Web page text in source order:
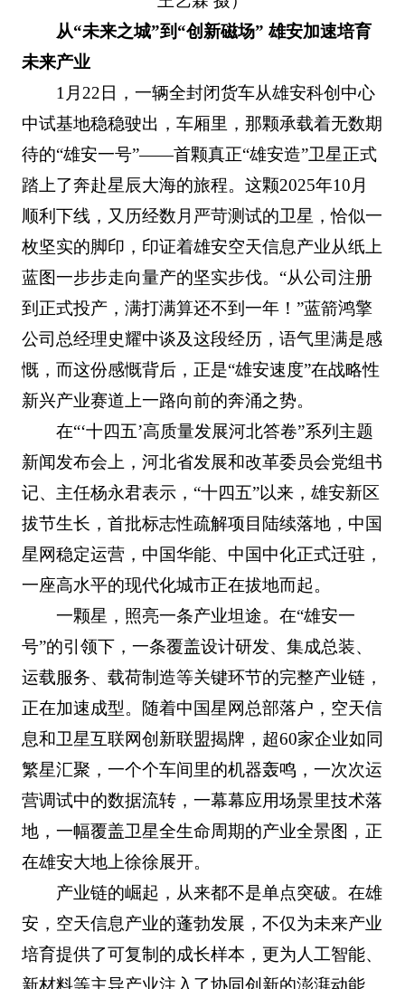
从“未来之城”到“创新磁场” 雄安加速培育
未来产业
1月22日，一辆全封闭货车从雄安科创中心
中试基地稳稳驶出，车厢里，那颗承载着无数期
待的“雄安一号”——首颗真正“雄安造”卫星正式
踏上了奔赴星辰大海的旅程。这颗2025年10月
顺利下线，又历经数月严苛测试的卫星，恰似一
枚坚实的脚印，印证着雄安空天信息产业从纸上
蓝图一步步走向量产的坚实步伐。“从公司注册
到正式投产，满打满算还不到一年！”蓝箭鸿擎
公司总经理史耀中谈及这段经历，语气里满是感
慨，而这份感慨背后，正是“雄安速度”在战略性
新兴产业赛道上一路向前的奔涌之势。
在“‘十四五’高质量发展河北答卷”系列主题
新闻发布会上，河北省发展和改革委员会党组书
记、主任杨永君表示，“十四五”以来，雄安新区
拔节生长，首批标志性疏解项目陆续落地，中国
星网稳定运营，中国华能、中国中化正式迁驻，
一座高水平的现代化城市正在拔地而起。
一颗星，照亮一条产业坦途。在“雄安一
号”的引领下，一条覆盖设计研发、集成总装、
运载服务、载荷制造等关键环节的完整产业链，
正在加速成型。随着中国星网总部落户，空天信
息和卫星互联网创新联盟揭牌，超60家企业如同
繁星汇聚，一个个车间里的机器轰鸣，一次次运
营调试中的数据流转，一幕幕应用场景里技术落
地，一幅覆盖卫星全生命周期的产业全景图，正
在雄安大地上徐徐展开。
产业链的崛起，从来都不是单点突破。在雄
安，空天信息产业的蓬勃发展，不仅为未来产业
培育提供了可复制的成长样本，更为人工智能、
新材料等主导产业注入了协同创新的澎湃动能。